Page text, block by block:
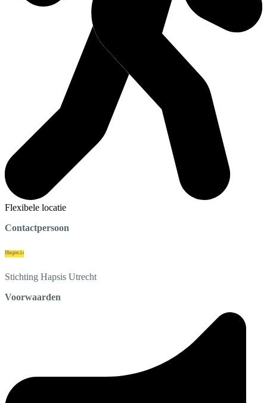
Flexibele locatie
Contactpersoon
Stichting Hapsis Utrecht
Voorwaarden